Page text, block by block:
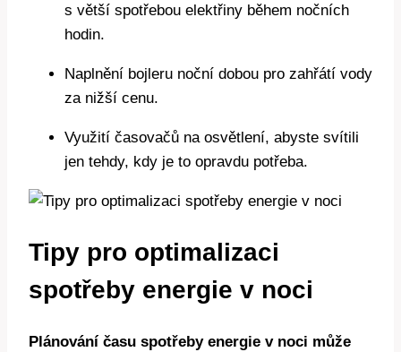
s větší spotřebou elektřiny během nočních
hodin.
Naplnění bojleru noční dobou pro zahřátí vody
za nižší cenu.
Využití časovačů na osvětlení, abyste svítili
jen tehdy, kdy je to opravdu potřeba.
Tipy pro optimalizaci
spotřeby energie v noci
Plánování času spotřeby energie v noci může